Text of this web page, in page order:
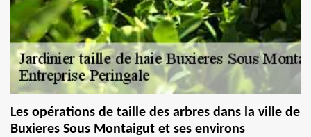
Les opérations de taille des arbres dans la ville de
Buxieres Sous Montaigut et ses environs